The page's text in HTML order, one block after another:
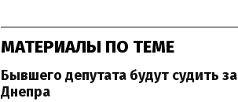
МАТЕРИАЛЫ ПО ТЕМЕ
Бывшего депутата будут судить
Днепра